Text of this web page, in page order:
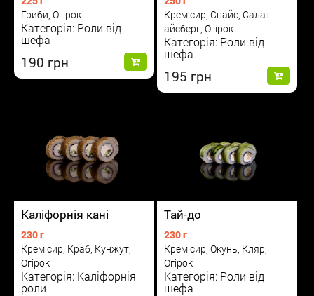
Гриби, Огірок
Категорія: Роли від
шефа
190
Крем сир, Спайс, Салат
айсберг, Огірок
Категорія: Роли від
шефа
195
Каліфорнія кані
230 г
Крем сир, Краб, Кунжут,
Огірок
Категорія: Каліфорнія
роли
Тай-до
230 г
Крем сир, Окунь, Кляр,
Огірок
Категорія: Роли від
шефа